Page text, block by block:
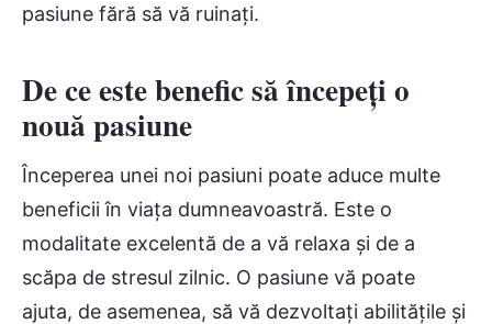
pasiune fără să vă ruinați.
De ce este benefic să începeți o
nouă pasiune
Începerea unei noi pasiuni poate aduce multe
beneficii în viața dumneavoastră. Este o
modalitate excelentă de a vă relaxa și de a
scăpa de stresul zilnic. O pasiune vă poate
ajuta, de asemenea, să vă dezvoltați abilitățile și